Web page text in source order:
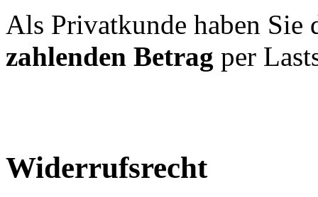
Als Privatkunde haben
zahlenden Betrag per
Widerrufsrecht